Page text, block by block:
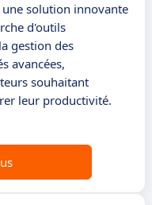
solution innovante
d'outils
gestion des
avancées,
souhaitant
leur productivité.